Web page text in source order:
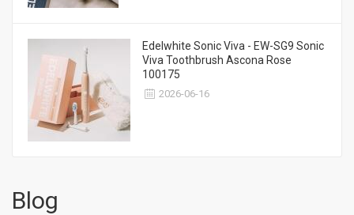
Edelwhite Sonic Viva - EW-SG9 Sonic
Viva Toothbrush Ascona Rose
100175
2026-06-16
Blog